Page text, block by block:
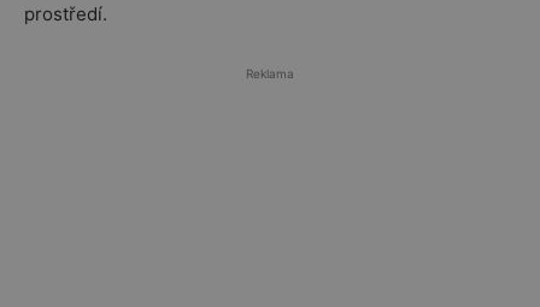
prostředí.
Reklama